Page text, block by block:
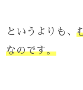
というよりも、
なのです。